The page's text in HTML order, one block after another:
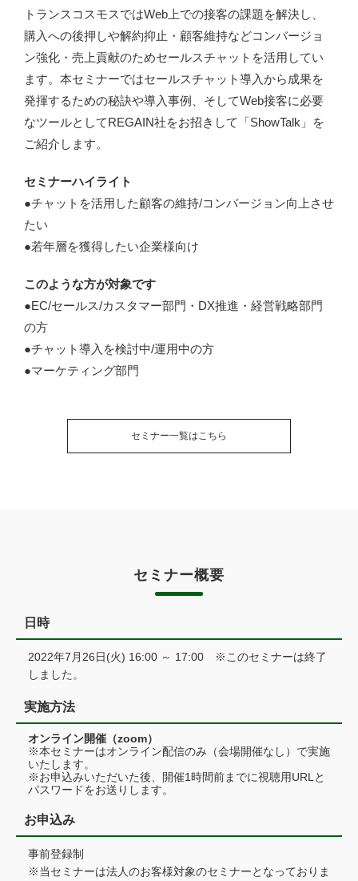
トランスコスモスではWeb上での接客の課題を解決し、
購入への後押しや解約抑止・顧客維持などコンバージョ
ン強化・売上貢献のためセールスチャットを活用してい
ます。本セミナーではセールスチャット導入から成果を
発揮するための秘訣や導入事例、そしてWeb接客に必要
なツールとしてREGAIN社をお招きして「ShowTalk」を
ご紹介します。
セミナーハイライト
●チャットを活用した顧客の維持/コンバージョン向上させ
たい
●若年層を獲得したい企業様向け
このような方が対象です
●EC/セールス/カスタマー部門・DX推進・経営戦略部門
の方
●チャット導入を検討中/運用中の方
●マーケティング部門
セミナー一覧はこちら
セミナー概要
日時
2022年7月26日(火) 16:00 ～ 17:00 ※このセミナーは終了
しました。
実施方法
オンライン開催（zoom）
※本セミナーはオンライン配信のみ（会場開催なし）で実施
いたします。
※お申込みいただいた後、開催1時間前までに視聴用URLと
パスワードをお送りします。
お申込み
事前登録制
※当セミナーは法人のお客様対象のセミナーとなっておりま